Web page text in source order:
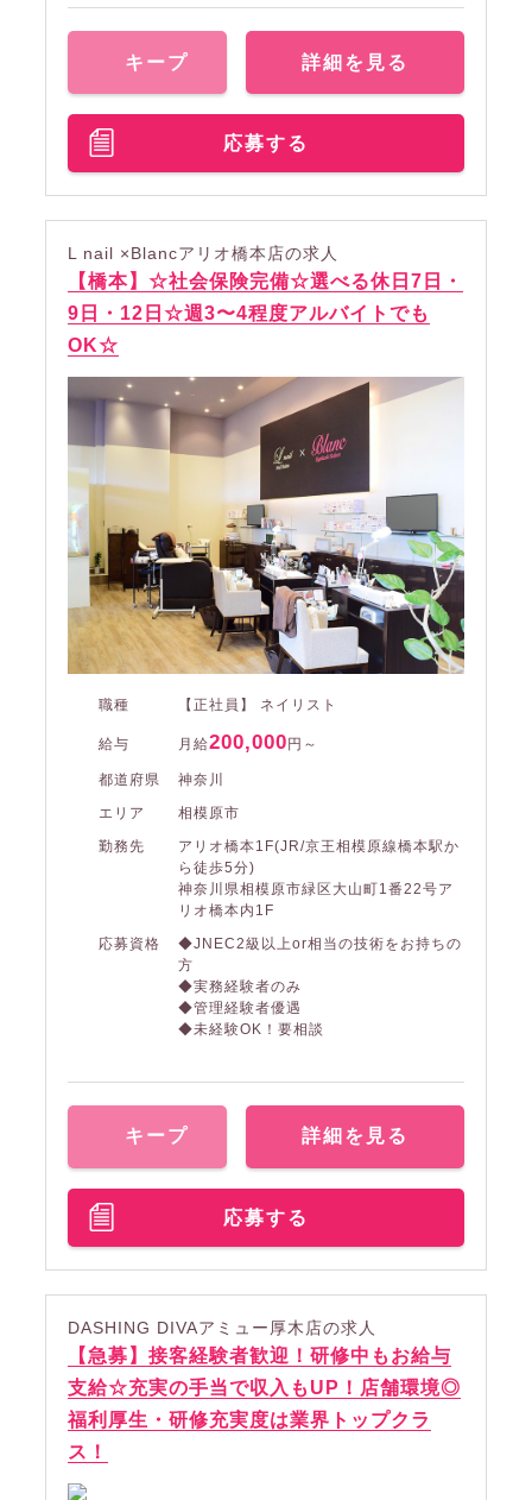
キープ 詳細を見る
応募する
L nail ×Blancアリオ橋本店の求人
【橋本】☆社会保険完備☆選べる休日7日・
9日・12日☆週3〜4程度アルバイトでも
OK☆
職種 【正社員】 ネイリスト
給与 月給200,000 円～
都道府県
神奈川
エリア
相模原市
勤務先
アリオ橋本1F(JR/京王相模原線橋本駅か
ら徒歩5分)
神奈川県相模原市緑区大山町1番22号ア
リオ橋本内1F
応募資格
◆JNEC2級以上or相当の技術をお持ちの
方
◆実務経験者のみ
◆管理経験者優遇
◆未経験OK！要相談
キープ 詳細を見る
応募する
DASHING DIVAアミュー厚木店の求人
【急募】接客経験者歓迎！研修中もお給与
支給☆充実の手当で収入もUP！店舗環境◎
福利厚生・研修充実度は業界トップクラ
ス！